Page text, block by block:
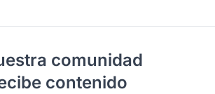
comunidad
contenido